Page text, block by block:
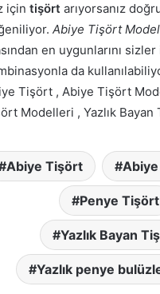
için tişört arıyorsanız
Abiye Tişört
en uygunlarını
da
Tişört , Abiye Tişört
Modelleri , Yazlık
Abiye Tişört
Penye Tişört
Yazlık Bayan
Yazlık penye